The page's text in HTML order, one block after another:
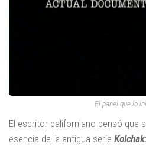
El panel que lo
El escritor californiano pensó que
esencia de la antigua serie